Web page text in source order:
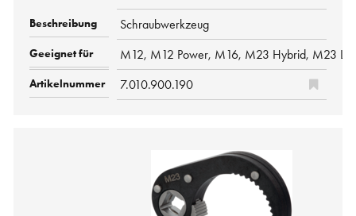
Schraubwerkzeug
M12, M12 Power, M16, M23 Hybrid, M23
7.010.900.190